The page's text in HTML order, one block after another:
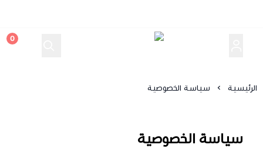
0
الرئيسية سياسة الخصوصية
سياسة الخصوصية